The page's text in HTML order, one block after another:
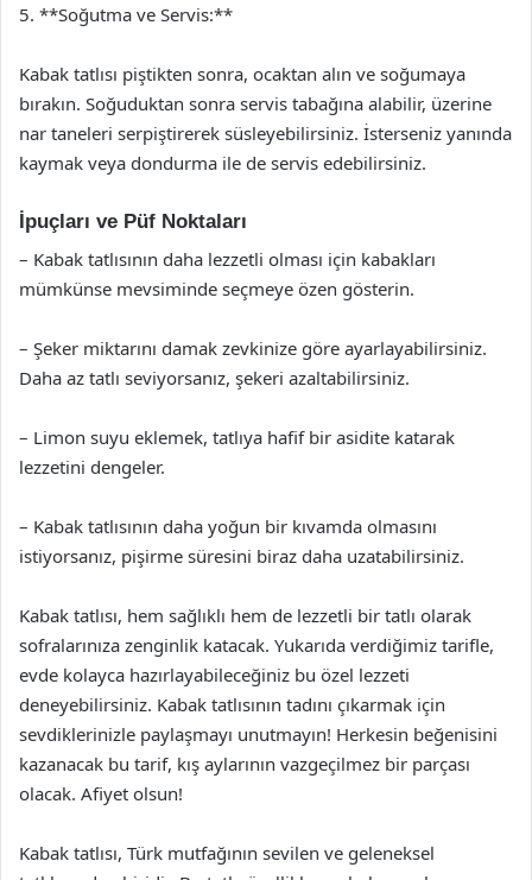
5. **Soğutma ve Servis:**
Kabak tatlısı piştikten sonra, ocaktan alın ve soğumaya
bırakın. Soğuduktan sonra servis tabağına alabilir, üzerine
nar taneleri serpiştirerek süsleyebilirsiniz. İsterseniz yanında
kaymak veya dondurma ile de servis edebilirsiniz.
İpuçları ve Püf Noktaları
– Kabak tatlısının daha lezzetli olması için kabakları
mümkünse mevsiminde seçmeye özen gösterin.
– Şeker miktarını damak zevkinize göre ayarlayabilirsiniz.
Daha az tatlı seviyorsanız, şekeri azaltabilirsiniz.
– Limon suyu eklemek, tatlıya hafif bir asidite katarak
lezzetini dengeler.
– Kabak tatlısının daha yoğun bir kıvamda olmasını
istiyorsanız, pişirme süresini biraz daha uzatabilirsiniz.
Kabak tatlısı, hem sağlıklı hem de lezzetli bir tatlı olarak
sofralarınıza zenginlik katacak. Yukarıda verdiğimiz tarifle,
evde kolayca hazırlayabileceğiniz bu özel lezzeti
deneyebilirsiniz. Kabak tatlısının tadını çıkarmak için
sevdiklerinizle paylaşmayı unutmayın! Herkesin beğenisini
kazanacak bu tarif, kış aylarının vazgeçilmez bir parçası
olacak. Afiyet olsun!
Kabak tatlısı, Türk mutfağının sevilen ve geleneksel